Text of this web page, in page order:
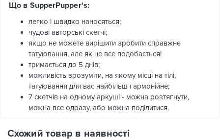
Що в SupperPupper's:
легко і швидко наносяться;
чудові авторські скетчі;
якщо не можете вирішити зробити справжнє
татуювання, але як це все подобається!
тримається до 5 днів;
можливість зрозуміти, на якому місці на тілі,
татуювання для вас найбільш гармонійне;
7 скетчів на одному аркуші - можна розтягнути,
можна все одразу, або можна поділитися.
Схожий товар в наявності